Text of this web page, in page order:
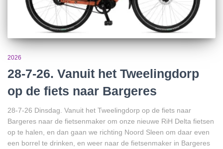
2026
28-7-26. Vanuit het Tweelingdorp
op de fiets naar Bargeres
28-7-26 Dinsdag. Vanuit het Tweelingdorp op de fiets naar
Bargeres naar de fietsenmaker om onze nieuwe RiH Delta fietsen
op te halen, en dan gaan we richting Noord Sleen om daar even
een borrel te drinken, en weer naar de fietsenmaker in Bargeres